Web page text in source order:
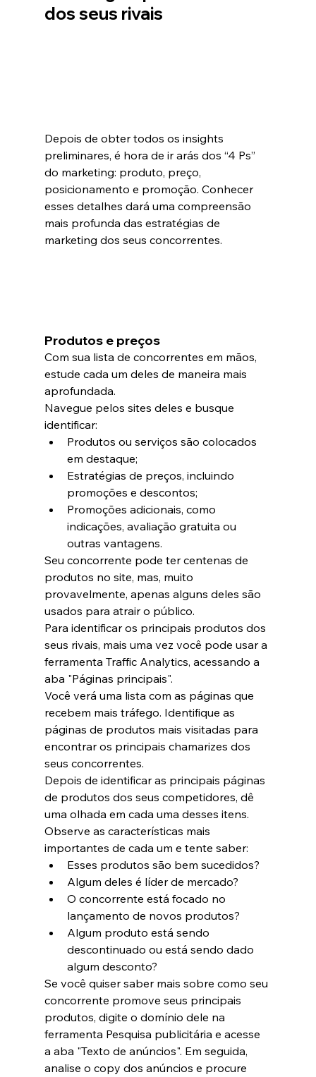
dos seus rivais
Depois de obter todos os insights
preliminares, é hora de ir arás dos “4 Ps”
do marketing: produto, preço,
posicionamento e promoção. Conhecer
esses detalhes dará uma compreensão
mais profunda das estratégias de
marketing dos seus concorrentes.
Produtos e preços
Com sua lista de concorrentes em mãos,
estude cada um deles de maneira mais
aprofundada.
Navegue pelos sites deles e busque
identificar:
Produtos ou serviços são colocados
em destaque;
Estratégias de preços, incluindo
promoções e descontos;
Promoções adicionais, como
indicações, avaliação gratuita ou
outras vantagens.
Seu concorrente pode ter centenas de
produtos no site, mas, muito
provavelmente, apenas alguns deles são
usados para atrair o público.
Para identificar os principais produtos dos
seus rivais, mais uma vez você pode usar a
ferramenta Traffic Analytics, acessando a
aba "Páginas principais".
Você verá uma lista com as páginas que
recebem mais tráfego. Identifique as
páginas de produtos mais visitadas para
encontrar os principais chamarizes dos
seus concorrentes.
Depois de identificar as principais páginas
de produtos dos seus competidores, dê
uma olhada em cada uma desses itens.
Observe as características mais
importantes de cada um e tente saber:
Esses produtos são bem sucedidos?
Algum deles é líder de mercado?
O concorrente está focado no
lançamento de novos produtos?
Algum produto está sendo
descontinuado ou está sendo dado
algum desconto?
Se você quiser saber mais sobre como seu
concorrente promove seus principais
produtos, digite o domínio dele na
ferramenta Pesquisa publicitária e acesse
a aba "Texto de anúncios". Em seguida,
analise o copy dos anúncios e procure